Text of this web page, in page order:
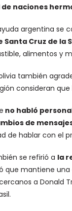
naciones
argentina se
Cruz de la
alimentos y
también
consideran
no habló
de
de hablar con el
se refirió a la
que mantiene
a Donald